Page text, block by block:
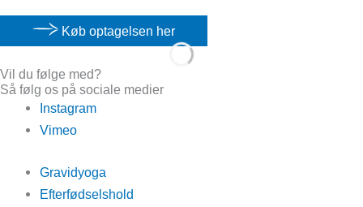
Køb optagelsen her
Vil du følge med?
Så følg os på sociale medier
Instagram
Vimeo
Gravidyoga
Efterfødselshold